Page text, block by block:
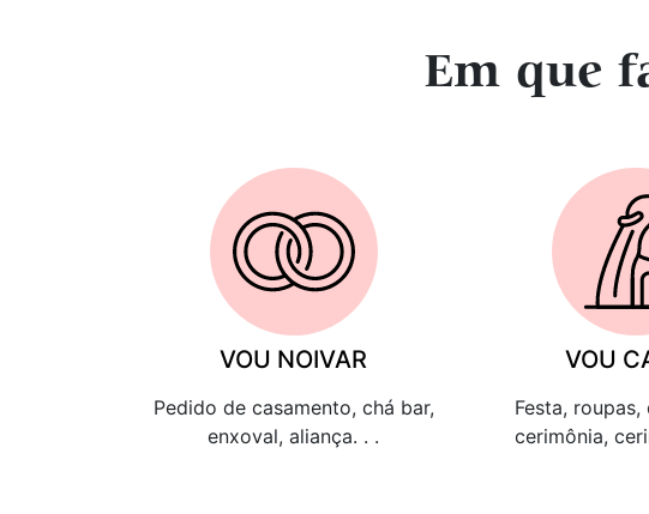
Em que
VOU NOIVAR
Pedido de casamento, chá bar,
enxoval, aliança. . .
VOU
Festa,
cerimônia,